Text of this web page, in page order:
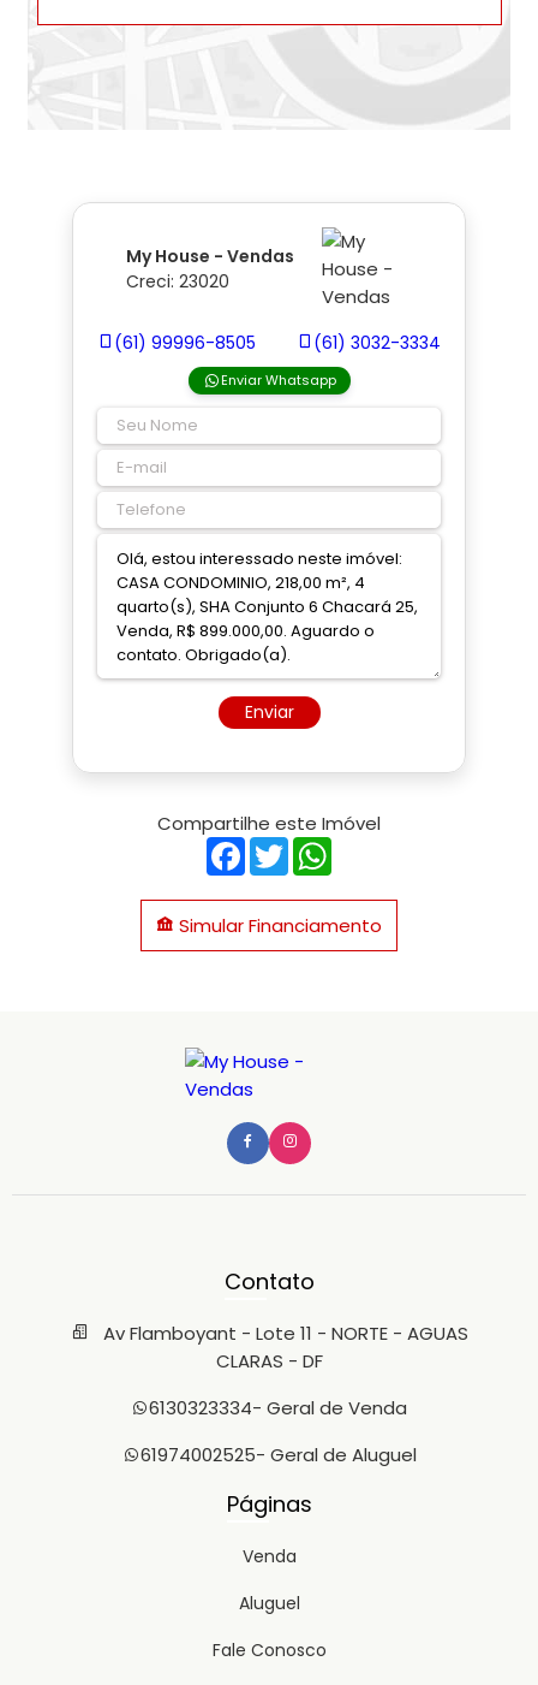
My House - Vendas
Creci: 23020
(61) 99996-8505 (61) 3032-3334
Enviar Whatsapp
Enviar
Compartilhe este Imóvel
Facebook
Twitter
Simular Financiamento
Contato
Av Flamboyant - Lote 11 - NORTE - AGUAS
CLARAS - DF
6130323334- Geral de Venda
61974002525- Geral de Aluguel
Páginas
Venda
Aluguel
Fale Conosco